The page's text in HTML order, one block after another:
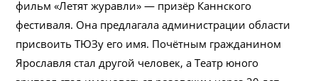
фильм «Летят журавли» — призёр Каннского
фестиваля. Она предлагала администрации области
присвоить ТЮЗу его имя. Почётным гражданином
Ярославля стал другой человек, а Театр юного